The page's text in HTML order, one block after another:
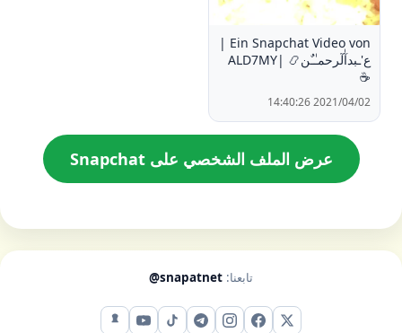
Ein Snapchat Video von |
ع'ـبدآٰلٓرحمـٰـٌن📿 |ALD7MY
☕️
2021/04/02 14:40:26
عرض الملف الشخصي على Snapchat
تابعنا: @snapatnet